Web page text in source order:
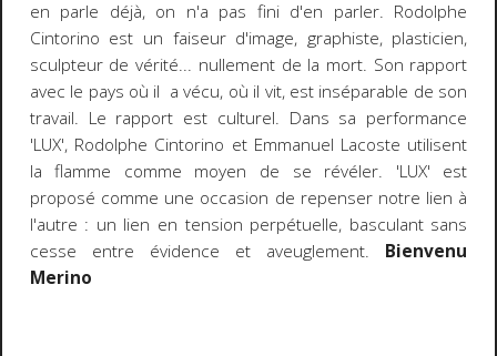
en parle déjà, on n'a pas fini d'en parler. Rodolphe
Cintorino est un faiseur d'image, graphiste, plasticien,
sculpteur de vérité... nullement de la mort. Son rapport
avec le pays où il a vécu, où il vit, est inséparable de son
travail. Le rapport est culturel. Dans sa performance
'LUX', Rodolphe Cintorino et Emmanuel Lacoste utilisent
la flamme comme moyen de se révéler. 'LUX' est
proposé comme une occasion de repenser notre lien à
l'autre : un lien en tension perpétuelle, basculant sans
cesse entre évidence et aveuglement. Bienvenu
Merino